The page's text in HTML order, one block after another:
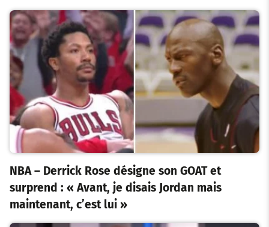
NBA – Derrick Rose désigne son GOAT et
surprend : « Avant, je disais Jordan mais
maintenant, c’est lui »